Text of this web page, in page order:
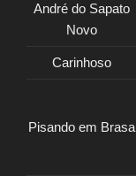
André do Sapato
Novo
Carinhoso
Pisando em Brasa